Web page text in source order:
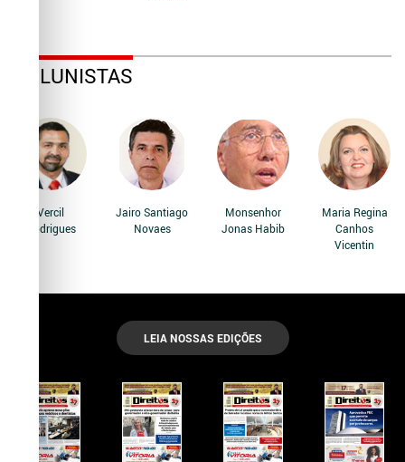
COLUNISTAS
Vercil
Rodrigues
Jairo Santiago
Novaes
Monsenhor
Jonas Habib
Maria Regina
Canhos
Vicentin
LEIA NOSSAS EDIÇÕES